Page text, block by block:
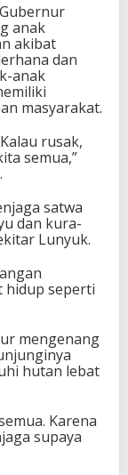
anak
akibat
dan
anak
masyarakat.
rusak,
semua,”
satwa
dan kura-
Lunyuk.
hidup seperti
mengenang
hutan lebat
Karena
supaya